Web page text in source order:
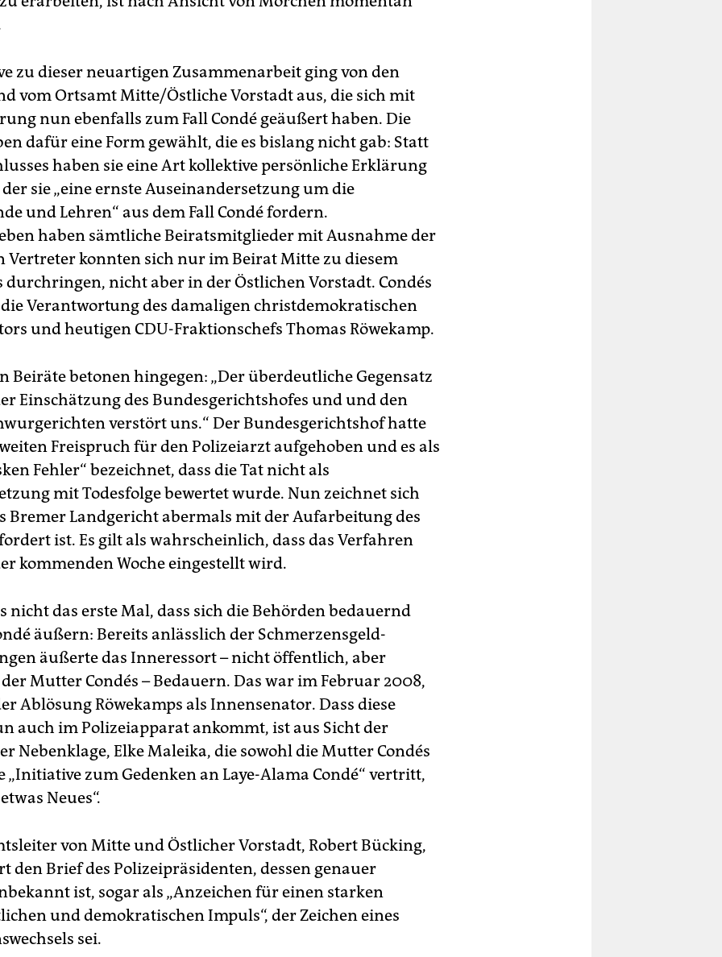
zu dieser neuartigen Zusammenarbeit ging von den
vom Ortsamt Mitte/Östliche Vorstadt aus, die sich mit
nun ebenfalls zum Fall Condé geäußert haben. Die
dafür eine Form gewählt, die es bislang nicht gab: Statt
haben sie eine Art kollektive persönliche Erklärung
sie „eine ernste Auseinandersetzung um die
und Lehren“ aus dem Fall Condé fordern.
haben sämtliche Beiratsmitglieder mit Ausnahme der
Vertreter konnten sich nur im Beirat Mitte zu diesem
durchringen, nicht aber in der Östlichen Vorstadt. Condés
Verantwortung des damaligen christdemokratischen
und heutigen CDU-Fraktionschefs Thomas Röwekamp.
Beiräte betonen hingegen: „Der überdeutliche Gegensatz
Einschätzung des Bundesgerichtshofes und und den
verstört uns.“ Der Bundesgerichtshof hatte
Freispruch für den Polizeiarzt aufgehoben und es als
Fehler“ bezeichnet, dass die Tat nicht als
mit Todesfolge bewertet wurde. Nun zeichnet sich
Bremer Landgericht abermals mit der Aufarbeitung des
ist. Es gilt als wahrscheinlich, dass das Verfahren
kommenden Woche eingestellt wird.
nicht das erste Mal, dass sich die Behörden bedauernd
äußern: Bereits anlässlich der Schmerzensgeld-
äußerte das Inneressort – nicht öffentlich, aber
Mutter Condés – Bedauern. Das war im Februar 2008,
Ablösung Röwekamps als Innensenator. Dass diese
auch im Polizeiapparat ankommt, ist aus Sicht der
Nebenklage, Elke Maleika, die sowohl die Mutter Condés
„Initiative zum Gedenken an Laye-Alama Condé“ vertritt,
Neues“.
von Mitte und Östlicher Vorstadt, Robert Bücking,
den Brief des Polizeipräsidenten, dessen genauer
ist, sogar als „Anzeichen für einen starken
und demokratischen Impuls“, der Zeichen eines
sei.